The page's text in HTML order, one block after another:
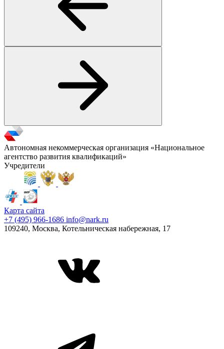
Автономная некоммерческая организация «Национальное
агентство развития квалификаций»
Учредители
Карта сайта
+7 (495) 966-1686 info@nark.ru
109240, Москва, Котельническая набережная, 17